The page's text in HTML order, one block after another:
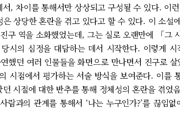
서, 차이를 통해서만 상상되고 구성될 수 있다. 이
상당한 혼란을 겪고 있다고 할 수 있다. 이 소설
구 역을 소화했었는데, 그는 실로 오랜만에 「그
시의 심정을 대담하는 데서 시작한다. 이렇게
했던 여러 인물들을 화면으로 만나면서 진구로
시점에서 평가하는 서술 방식을 보여준다. 이를
시절에 대한 반추를 통해 정체성의 혼란을 겪었
람과의 관계를 통해서 ‘나는 누구인가?’를 끊임